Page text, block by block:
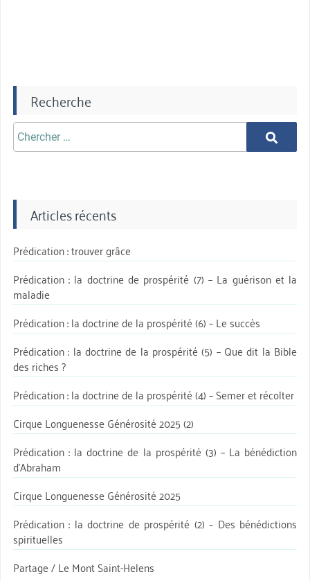
Recherche
Chercher
aprè:
Chercher
Articles récents
Prédication : trouver grâce
Prédication : la doctrine de prospérité (7) – La guérison et la
maladie
Prédication : la doctrine de la prospérité (6) – Le succès
Prédication : la doctrine de la prospérité (5) – Que dit la Bible
des riches ?
Prédication : la doctrine de la prospérité (4) – Semer et récolter
Cirque Longuenesse Générosité 2025 (2)
Prédication : la doctrine de la prospérité (3) – La bénédiction
d’Abraham
Cirque Longuenesse Générosité 2025
Prédication : la doctrine de prospérité (2) – Des bénédictions
spirituelles
Partage / Le Mont Saint-Helens